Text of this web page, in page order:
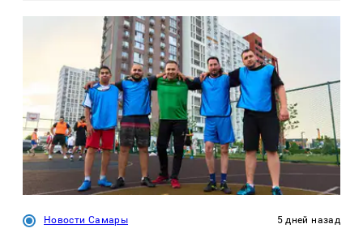
Новости Самары 5 дней назад